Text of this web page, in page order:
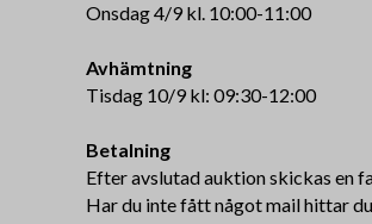
Onsdag 4/9 kl. 10:00-11:00
Avhämtning
Tisdag 10/9 kl: 09:30-12:00
Betalning
Efter avslutad auktion skickas en
Har du inte fått något mail hittar